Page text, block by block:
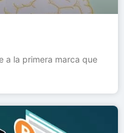
a la primera marca que